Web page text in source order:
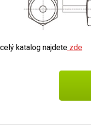
celý katalog najdete zde